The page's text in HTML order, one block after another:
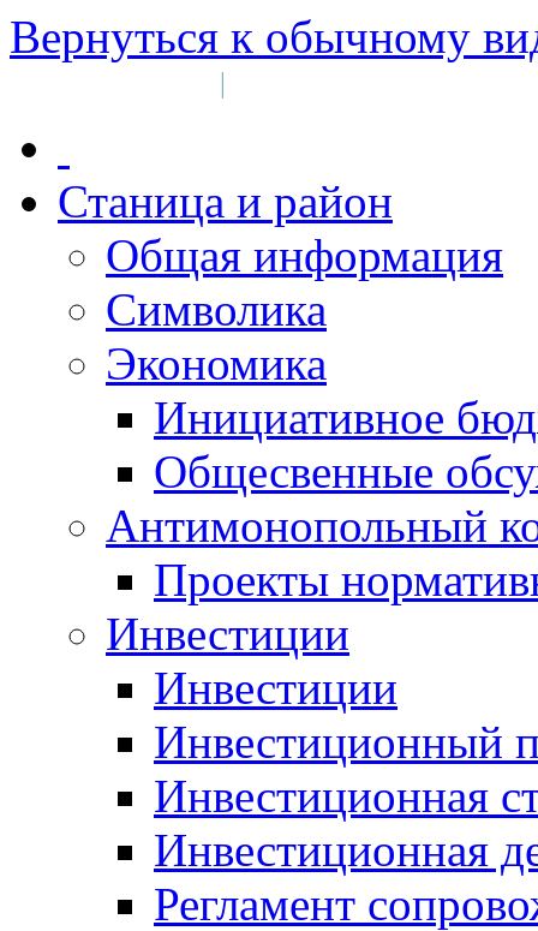
Вернуться к обычному
|
Станица и район
Общая информация
Символика
Экономика
Инициативное
Общесвенные
Антимонопольный
Проекты
Инвестиции
Инвестиции
Инвестиционный
Инвестиционная
Инвестиционная
Регламент